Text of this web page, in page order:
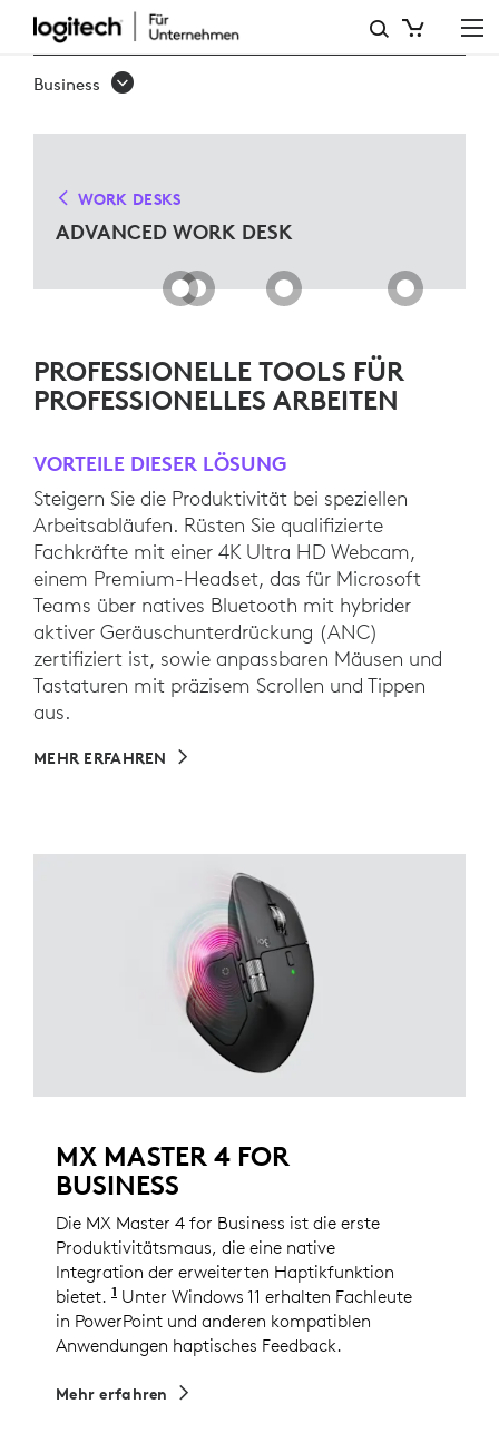
ADVANCED
WORK
FÜR
MICROSOFT
TEAMS
Business
WORK DESKS
ADVANCED WORK DESK
PROFESSIONELLE TOOLS FÜR
PROFESSIONELLES ARBEITEN
VORTEILE DIESER LÖSUNG
Steigern Sie die Produktivität bei speziellen
Arbeitsabläufen. Rüsten Sie qualifizierte
Fachkräfte mit einer 4K Ultra HD Webcam,
einem Premium-Headset, das für Microsoft
Teams über natives Bluetooth mit hybrider
aktiver Geräuschunterdrückung (ANC)
zertifiziert ist, sowie anpassbaren Mäusen und
Tastaturen mit präzisem Scrollen und Tippen
aus.
MEHR ERFAHREN
MX MASTER 4 FOR
BUSINESS
Die MX Master 4 for Business ist die erste
Produktivitätsmaus, die eine native
Integration der erweiterten Haptikfunktion
bietet. 1 Bestehende Benutzer können diese
Unter Windows 11 erhalten Fachleute
in PowerPoint und anderen kompatiblen
Anwendungen haptisches Feedback.
Mehr erfahren